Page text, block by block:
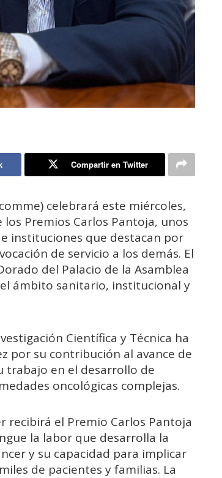
Compartir en Twitter
celebrará este miércoles,
Premios Carlos Pantoja, unos
instituciones que destacan por
de servicio a los demás. El
del Palacio de la Asamblea
ámbito sanitario, institucional y
Científica y Técnica ha
por su contribución al avance de
trabajo en el desarrollo de
oncológicas complejas.
recibirá el Premio Carlos Pantoja
la labor que desarrolla la
y su capacidad para implicar
de pacientes y familias. La